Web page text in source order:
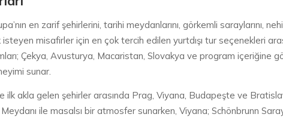
en zarif şehirlerini, tarihi meydanlarını, görkemli saraylarını,
misafirler için en çok tercih edilen yurtdışı tur seçenekleri
Çekya, Avusturya, Macaristan, Slovakya ve program içeriğine
sunar.
ilk akla gelen şehirler arasında Prag, Viyana, Budapeşte ve
ile masalsı bir atmosfer sunarken, Viyana; Schönbrunn